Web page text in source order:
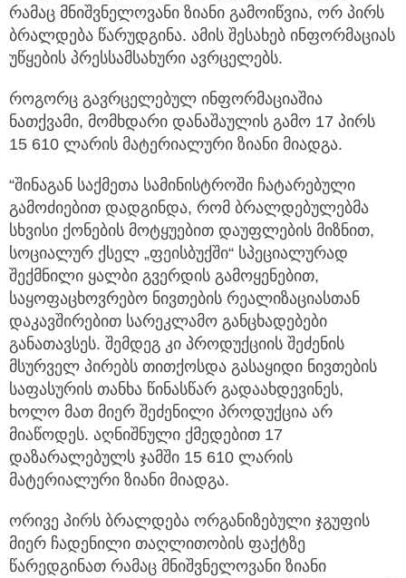
რამაც მნიშვნელოვანი ზიანი გამოიწვია, ორ პირს
ბრალდება წარუდგინა. ამის შესახებ ინფორმაციას
უწყების პრესსამსახური ავრცელებს.
როგორც გავრცელებულ ინფორმაციაშია
ნათქვამი, მომხდარი დანაშაულის გამო 17 პირს
15 610 ლარის მატერიალური ზიანი მიადგა.
“შინაგან საქმეთა სამინისტროში ჩატარებული
გამოძიებით დადგინდა, რომ ბრალდებულებმა
სხვისი ქონების მოტყუებით დაუფლების მიზნით,
სოციალურ ქსელ „ფეისბუქში“ სპეციალურად
შექმნილი ყალბი გვერდის გამოყენებით,
საყოფაცხოვრებო ნივთების რეალიზაციასთან
დაკავშირებით სარეკლამო განცხადებები
განათავსეს. შემდეგ კი პროდუქციის შეძენის
მსურველ პირებს თითქოსდა გასაყიდი ნივთების
საფასურის თანხა წინასწარ გადაახდევინეს,
ხოლო მათ მიერ შეძენილი პროდუქცია არ
მიაწოდეს. აღნიშნული ქმედებით 17
დაზარალებულს ჯამში 15 610 ლარის
მატერიალური ზიანი მიადგა.
ორივე პირს ბრალდება ორგანიზებული ჯგუფის
მიერ ჩადენილი თაღლითობის ფაქტზე
წარედგინათ რამაც მნიშვნელოვანი ზიანი